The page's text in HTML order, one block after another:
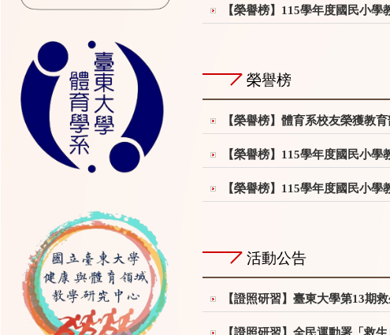
【榮譽榜】115學年度國民小
榮譽榜
【榮譽榜】體育系校友榮獲教
【榮譽榜】115學年度國民小
【榮譽榜】115學年度國民小
活動公告
【證照研習】臺東大學第13期